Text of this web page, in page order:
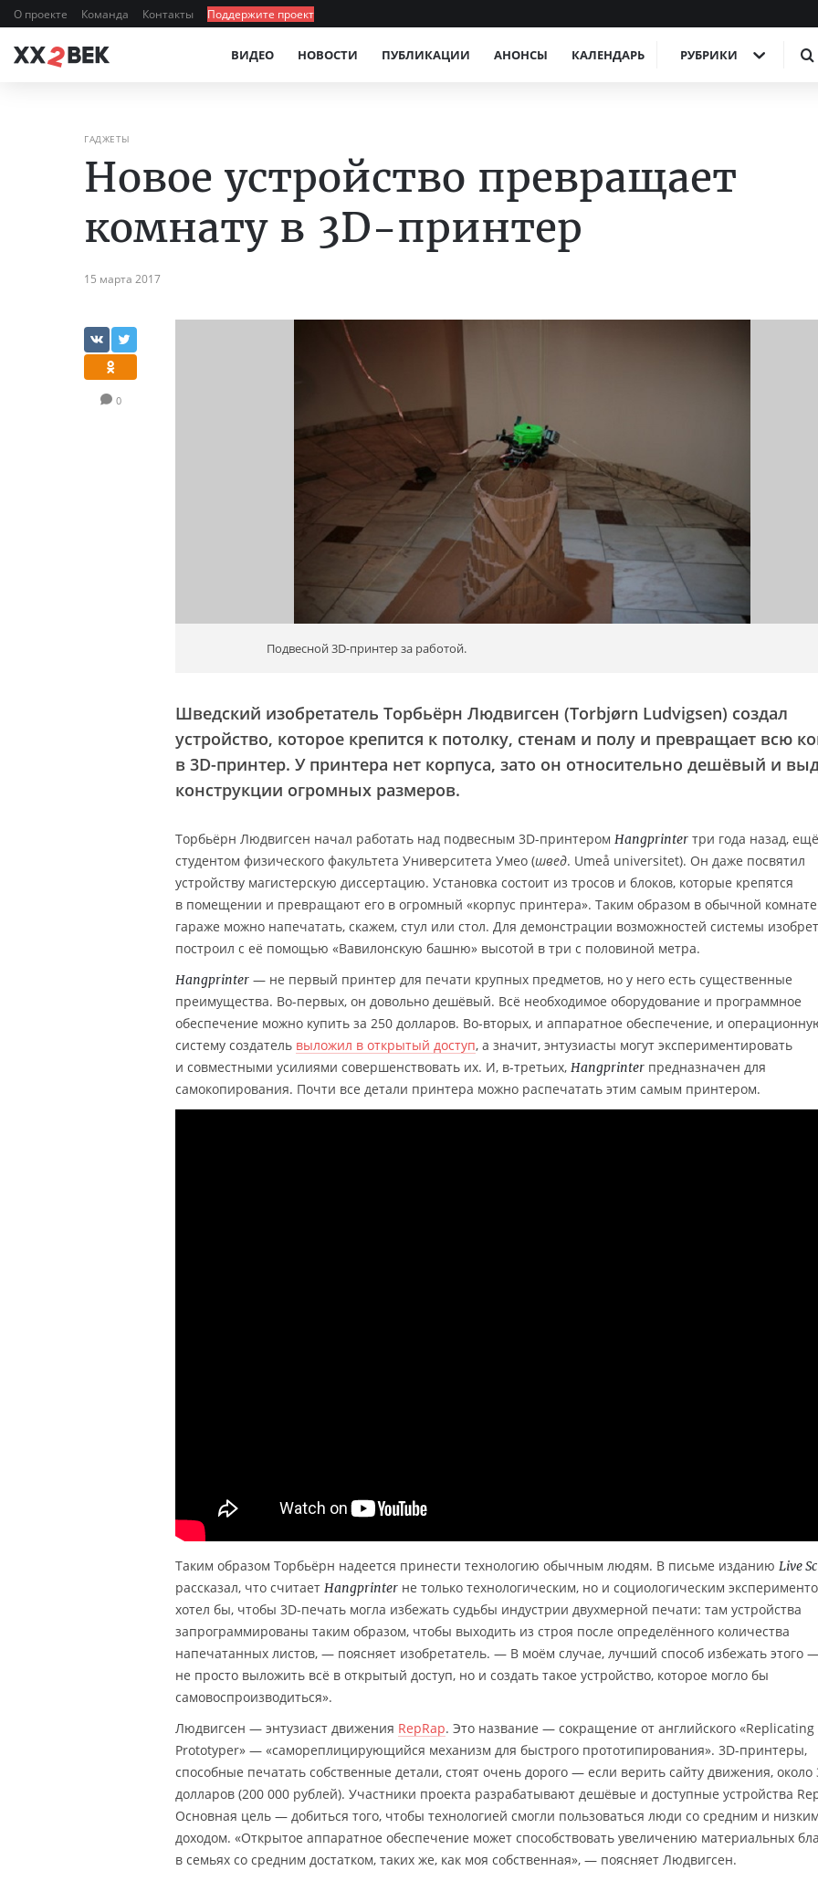
О проекте Команда Контакты Поддержите проект
ВИДЕО НОВОСТИ ПУБЛИКАЦИИ АНОНСЫ КАЛЕНДАРЬ РУБРИКИ
ГАДЖЕТЫ
Новое устройство превращает
комнату в 3D-принтер
15 марта 2017
0
Подвесной 3D-принтер за работой.
Шведский изобретатель Торбьёрн Людвигсен (Torbjørn Ludvigsen) создал
устройство, которое крепится к потолку, стенам и полу и превращает всю
в 3D-принтер. У принтера нет корпуса, зато он относительно дешёвый и
конструкции огромных размеров.
Торбьёрн Людвигсен начал работать над подвесным 3D-принтером Hangprinter три года назад,
студентом физического факультета Университета Умео (швед. Umeå universitet). Он даже посвятил
устройству магистерскую диссертацию. Установка состоит из тросов и блоков, которые крепятся
в помещении и превращают его в огромный «корпус принтера». Таким образом в обычной
гараже можно напечатать, скажем, стул или стол. Для демонстрации возможностей системы
построил с её помощью «Вавилонскую башню» высотой в три с половиной метра.
Hangprinter — не первый принтер для печати крупных предметов, но у него есть существенные
преимущества. Во-первых, он довольно дешёвый. Всё необходимое оборудование и программное
обеспечение можно купить за 250 долларов. Во-вторых, и аппаратное обеспечение, и
систему создатель выложил в открытый доступ, а значит, энтузиасты могут экспериментировать
и совместными усилиями совершенствовать их. И, в-третьих, Hangprinter предназначен для
самокопирования. Почти все детали принтера можно распечатать этим самым принтером.
Таким образом Торбьёрн надеется принести технологию обычным людям. В письме изданию Live
рассказал, что считает Hangprinter не только технологическим, но и социологическим
хотел бы, чтобы 3D-печать могла избежать судьбы индустрии двухмерной печати: там устройства
запрограммированы таким образом, чтобы выходить из строя после определённого количества
напечатанных листов, — поясняет изобретатель. — В моём случае, лучший способ избежать этого
не просто выложить всё в открытый доступ, но и создать такое устройство, которое могло бы
самовоспроизводиться».
Людвигсен — энтузиаст движения RepRap. Это название — сокращение от английского
Prototyper» — «самореплицирующийся механизм для быстрого прототипирования». 3D-принтеры,
способные печатать собственные детали, стоят очень дорого — если верить сайту движения, около
долларов (200 000 рублей). Участники проекта разрабатывают дешёвые и доступные устройства
Основная цель — добиться того, чтобы технологией смогли пользоваться люди со средним и
доходом. «Открытое аппаратное обеспечение может способствовать увеличению материальных
в семьях со средним достатком, таких же, как моя собственная», — поясняет Людвигсен.